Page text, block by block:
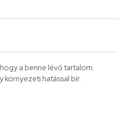
a benne lévő tartalom
hatással bír.